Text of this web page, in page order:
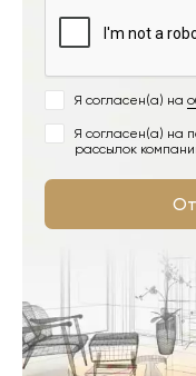
Я согласен(а) на
Я согласен(а) на
рассылок